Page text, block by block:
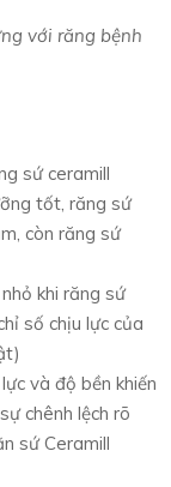
với răng bệnh
sứ ceramill
tốt, răng sứ
còn răng sứ
khi răng sứ
số chịu lực của
và độ bền khiến
chênh lệch rõ
sứ Ceramill